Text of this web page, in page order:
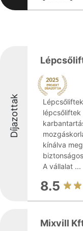
Díjazottak
lépcsőliftek
kínálva
A vállalat ...
8.5
Mixvill